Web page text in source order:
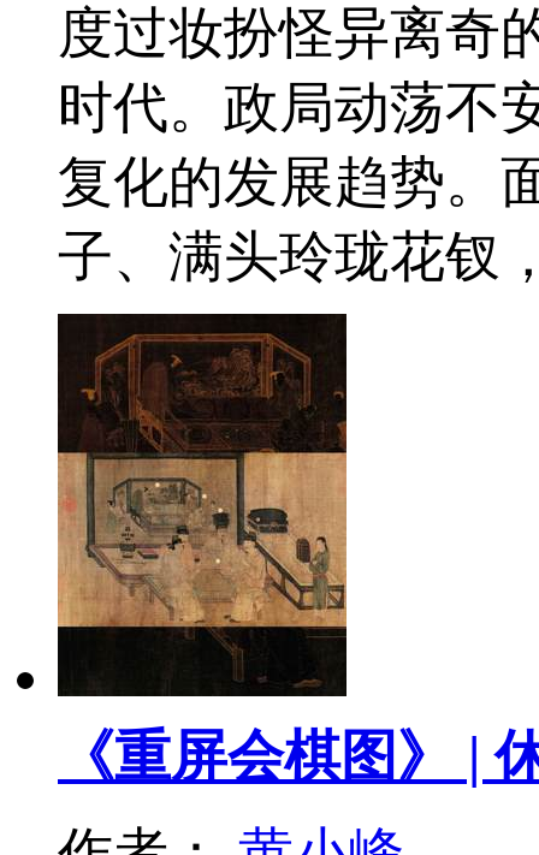
度过妆扮怪异离奇
时代。政局动荡不
复化的发展趋势。
子、满头玲珑花
《重屏会棋图》 |